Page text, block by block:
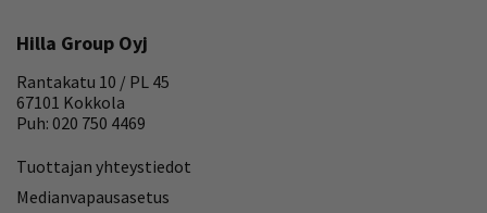
Hilla Group Oyj
Rantakatu 10 / PL 45
67101 Kokkola
Puh: 020 750 4469
Tuottajan yhteystiedot
Medianvapausasetus